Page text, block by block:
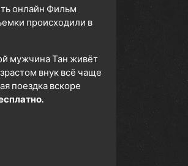
онлайн Фильм
происходили в
мужчина Тан живёт
внук всё чаще
поездка вскоре